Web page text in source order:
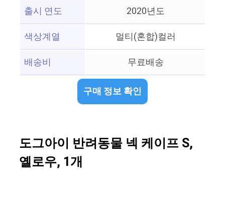
출시 연도
2020년도
색상계열
멀티(혼합)컬러
배송비
무료배송
구매 정보 확인
도그아이 반려동물 넥 케이프 S,
옐로우, 1개